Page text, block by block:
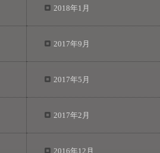
2018年1月
2017年9月
2017年5月
2017年2月
2016年12月